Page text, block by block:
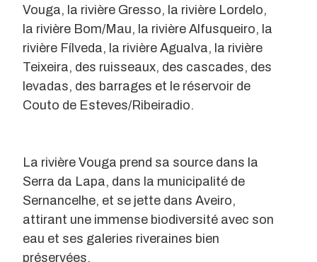
Vouga, la rivière Gresso, la rivière Lordelo,
la rivière Bom/Mau, la rivière Alfusqueiro, la
rivière Fílveda, la rivière Agualva, la rivière
Teixeira, des ruisseaux, des cascades, des
levadas, des barrages et le réservoir de
Couto de Esteves/Ribeiradio.
La rivière Vouga prend sa source dans la
Serra da Lapa, dans la municipalité de
Sernancelhe, et se jette dans Aveiro,
attirant une immense biodiversité avec son
eau et ses galeries riveraines bien
préservées.